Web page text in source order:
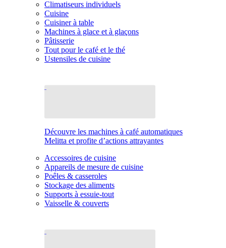
Climatiseurs individuels
Cuisine
Cuisiner à table
Machines à glace et à glaçons
Pâtisserie
Tout pour le café et le thé
Ustensiles de cuisine
Découvre les machines à café automatiques
Melitta et profite d’actions attrayantes
Accessoires de cuisine
Appareils de mesure de cuisine
Poêles & casseroles
Stockage des aliments
Supports à essuie-tout
Vaisselle & couverts